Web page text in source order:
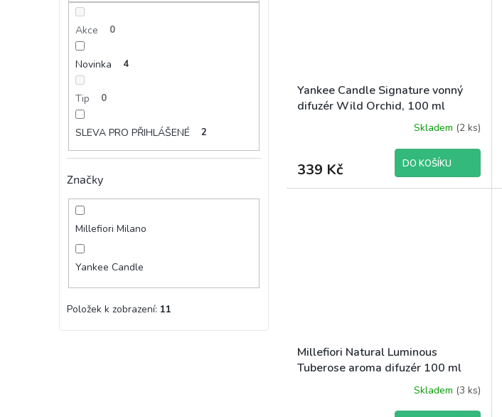
Akce 0
Novinka 4
Tip 0
SLEVA PRO PŘIHLÁŠENÉ 2
Značky
Millefiori Milano
Yankee Candle
Položek k zobrazení: 11
Yankee Candle Signature vonný
difuzér Wild Orchid, 100 ml
Skladem (2 ks)
339 Kč DO KOŠÍKU
Millefiori Natural Luminous
Tuberose aroma difuzér 100 ml
Skladem (3 ks)